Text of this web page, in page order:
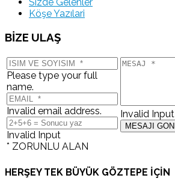
Sizde Gelenler
Köşe Yazılari
BİZE ULAŞ
Please type your full
name.
Invalid email address.
Invalid Input
* ZORUNLU ALAN
Invalid Input
HERŞEY TEK BÜYÜK GÖZTEPE İÇİN